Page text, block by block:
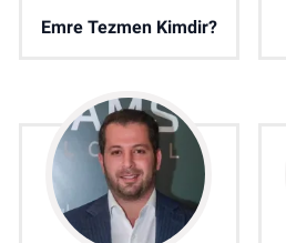
Emre Tezmen Kimdir?